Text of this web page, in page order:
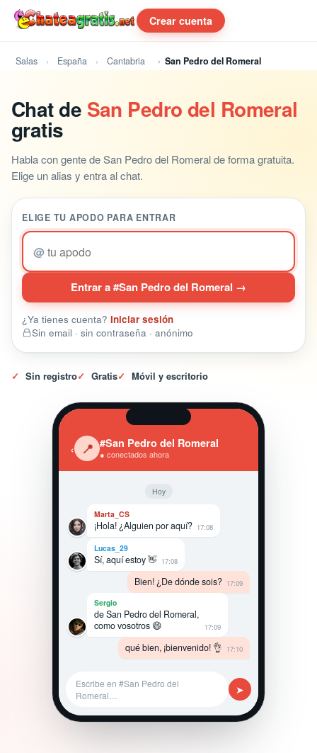
Crear cuenta
Salas España Cantabria San Pedro del Romeral
Chat de San Pedro del Romeral
gratis
Habla con gente de San Pedro del Romeral de forma gratuita.
Elige un alias y entra al chat.
ELIGE TU APODO PARA ENTRAR
@
Entrar a #San Pedro del Romeral →
¿Ya tienes cuenta? Iniciar sesión
Sin email · sin contraseña · anónimo
✓ Sin registro✓ Gratis✓ Móvil y escritorio
‹ 📍 #San Pedro del Romeral
● conectados ahora
Hoy
Marta_CS
¡Hola! ¿Alguien por aquí? 17:08
Lucas_29
Sí, aquí estoy 👋 17:08
Bien! ¿De dónde sois? 17:09
Sergio
de San Pedro del Romeral,
como vosotros 😄
17:09
qué bien, ¡bienvenido! 👌 17:10
Escribe en #San Pedro del
Romeral…
➤